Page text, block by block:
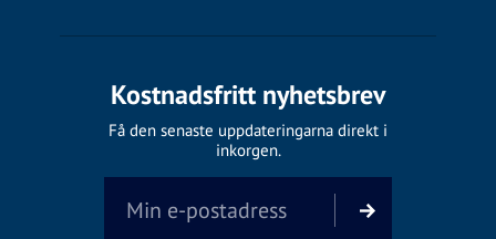
Kostnadsfritt nyhetsbrev
Få den senaste uppdateringarna direkt i
inkorgen.